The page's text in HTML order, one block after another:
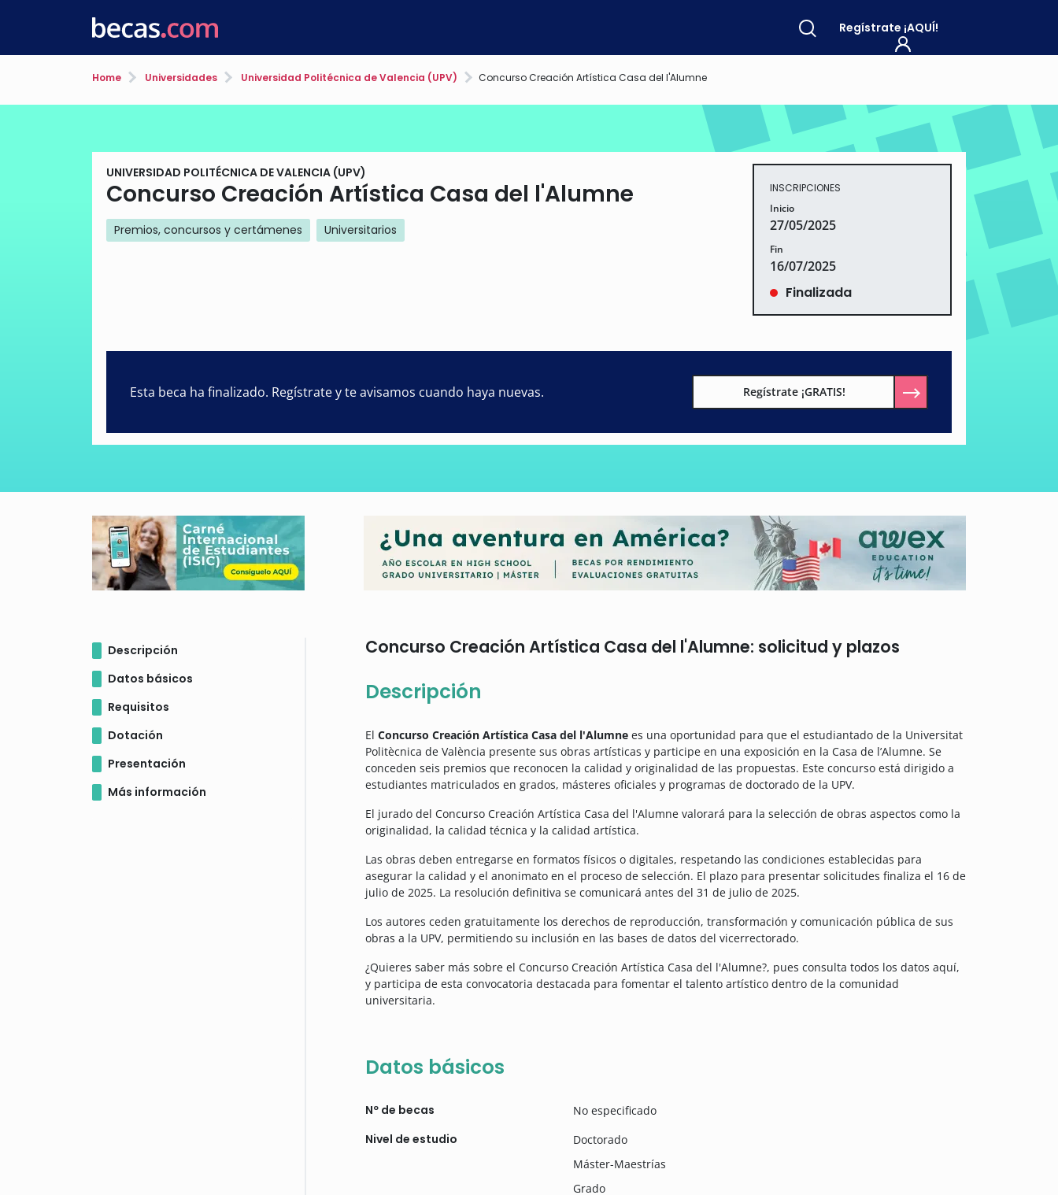
Regístrate ¡AQUÍ!
Home Universidades Universidad Politécnica de Valencia (UPV) Concurso Creación Artística Casa del l'Alumne
UNIVERSIDAD POLITÉCNICA DE VALENCIA (UPV)
Concurso Creación Artística Casa del l'Alumne
Premios, concursos y certámenes Universitarios
INSCRIPCIONES
Inicio
27/05/2025
Fin
16/07/2025
Finalizada
Esta beca ha finalizado. Regístrate y te avisamos cuando haya nuevas. Regístrate ¡GRATIS!
Descripción
Datos básicos
Requisitos
Dotación
Presentación
Más información
Concurso Creación Artística Casa del l'Alumne: solicitud y plazos
Descripción
El Concurso Creación Artística Casa del l'Alumne es una oportunidad para que el estudiantado de la Universitat
Politècnica de València presente sus obras artísticas y participe en una exposición en la Casa de l’Alumne. Se
conceden seis premios que reconocen la calidad y originalidad de las propuestas. Este concurso está dirigido a
estudiantes matriculados en grados, másteres oficiales y programas de doctorado de la UPV.
El jurado del Concurso Creación Artística Casa del l'Alumne valorará para la selección de obras aspectos como la
originalidad, la calidad técnica y la calidad artística.
Las obras deben entregarse en formatos físicos o digitales, respetando las condiciones establecidas para
asegurar la calidad y el anonimato en el proceso de selección. El plazo para presentar solicitudes finaliza el 16 de
julio de 2025. La resolución definitiva se comunicará antes del 31 de julio de 2025.
Los autores ceden gratuitamente los derechos de reproducción, transformación y comunicación pública de sus
obras a la UPV, permitiendo su inclusión en las bases de datos del vicerrectorado.
¿Quieres saber más sobre el Concurso Creación Artística Casa del l'Alumne?, pues consulta todos los datos aquí,
y participa de esta convocatoria destacada para fomentar el talento artístico dentro de la comunidad
universitaria.
Datos básicos
Nº de becas No especificado
Nivel de estudio
Doctorado
Máster-Maestrías
Grado